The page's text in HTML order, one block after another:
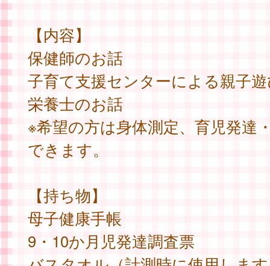
【内容】
保健師のお話
子育て支援センターによる親子
栄養士のお話
※希望の方は身体測定、育児発達
できます。
【持ち物】
母子健康手帳
9・10か月児発達調査票